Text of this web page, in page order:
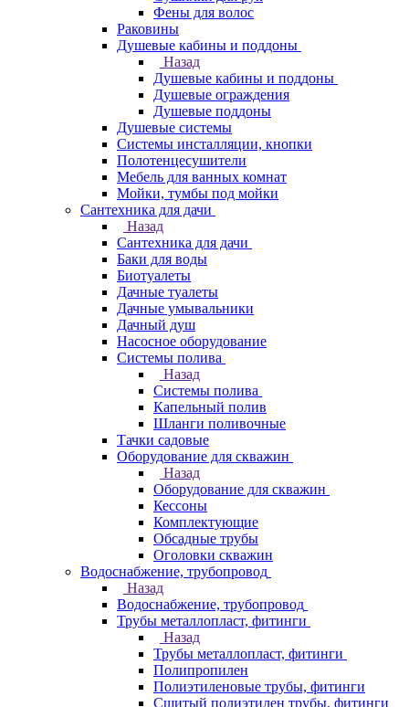
Фены для волос
Раковины
Душевые кабины и поддоны
Назад
Душевые кабины и поддоны
Душевые ограждения
Душевые поддоны
Душевые системы
Системы инсталляции, кнопки
Полотенцесушители
Мебель для ванных комнат
Мойки, тумбы под мойки
Сантехника для дачи
Назад
Сантехника для дачи
Баки для воды
Биотуалеты
Дачные туалеты
Дачные умывальники
Дачный душ
Насосное оборудование
Системы полива
Назад
Системы полива
Капельный полив
Шланги поливочные
Тачки садовые
Оборудование для скважин
Назад
Оборудование для скважин
Кессоны
Комплектующие
Обсадные трубы
Оголовки скважин
Водоснабжение, трубопровод
Назад
Водоснабжение, трубопровод
Трубы металлопласт, фитинги
Назад
Трубы металлопласт, фитинги
Полипропилен
Полиэтиленовые трубы, фитинги
Сшитый полиэтилен трубы, фитинги